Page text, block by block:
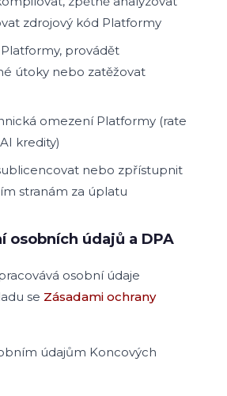
zdrojový kód Platformy
provádět
útoky nebo zatěžovat
omezení Platformy (rate
kredity)
nebo zpřístupnit
stranám za úplatu
osobních údajů a DPA
osobní údaje
se Zásadami ochrany
údajům Koncových